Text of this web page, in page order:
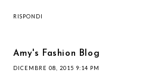
RISPONDI
Amy's Fashion Blog
DICEMBRE 08, 2015 9:14 PM